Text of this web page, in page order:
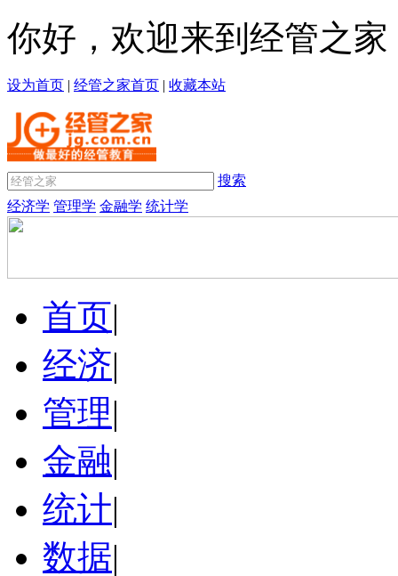
你好，欢迎来到经管之家
设为首页 | 经管之家首页 | 收藏本站
搜索
经济学 管理学 金融学 统计学
首页|
经济|
管理|
金融|
统计|
数据|